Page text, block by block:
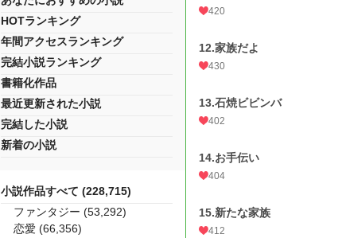
420
12.家族だよ
430
13.石焼ビビンバ
402
14.お手伝い
404
15.新たな家族
412
HOTランキング
年間アクセスランキング
完結小説ランキング
書籍化作品
最近更新された小説
完結した小説
新着の小説
小説作品すべて (228,715)
ファンタジー (53,292)
恋愛 (66,356)